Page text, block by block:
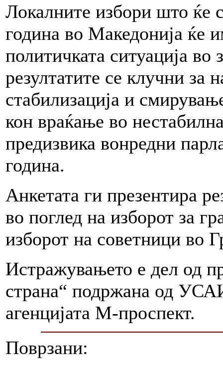
Локалните избори што ќе
година во Македонија ќе
политичката ситуација во
резултатите се клучни за
стабилизација и
кон враќање во
предизвика вонредни
година.
Анкетата ги презентира
во поглед на изборот за
изборот на советници во
Истражувањето е дел од
страна“ подржана од
агенцијата М-проспект.
Поврзани: